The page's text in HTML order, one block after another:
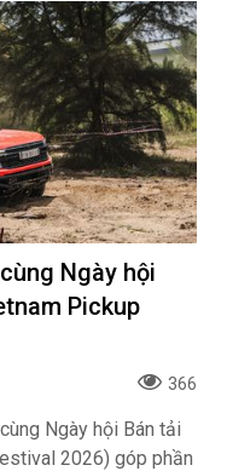
Ngày hội
Pickup
366
Ngày hội Bán tải
2026) góp phần